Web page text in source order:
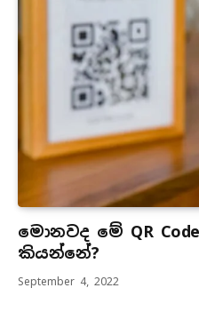
මොනවද මේ QR
කියන්නේ?
September 4, 2022